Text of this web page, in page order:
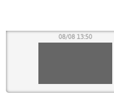
08/08 13:50